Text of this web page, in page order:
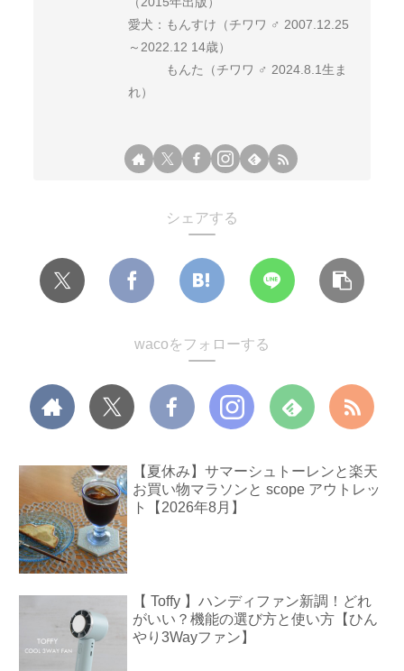
愛犬：もんすけ（チワワ ♂ 2007.12.25
～2022.12 14歳）
もんた（チワワ ♂ 2024.8.1生ま
れ）
シェアする
wacoをフォローする
【夏休み】サマーシュトーレンと楽天
お買い物マラソンと scope アウトレッ
ト【2026年8月】
【 Toffy 】ハンディファン新調！どれ
がいい？機能の選び方と使い方【ひん
やり3Wayファン】